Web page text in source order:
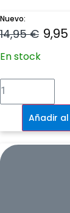
Nuevo:
14,95€ El
9,95
En stock
SW:
SHATTERPOINT
Dice
cantidad
Añadir